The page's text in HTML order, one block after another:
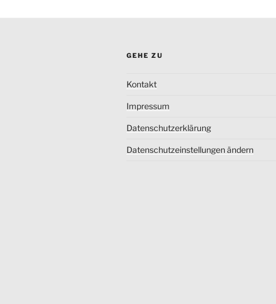
GEHE ZU
Kontakt
Impressum
Datenschutzerklärung
Datenschutzeinstellungen ändern